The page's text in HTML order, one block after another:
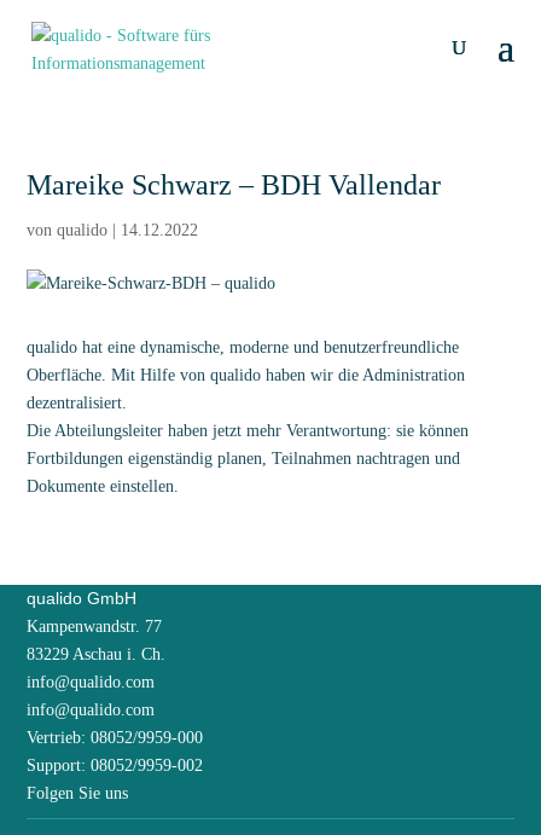
Mareike Schwarz – BDH Vallendar
vonqualido 14.12.2022
qualido hat eine dynamische, moderne und benutzerfreundliche
Oberfläche. Mit Hilfe von qualido haben wir die Administration
dezentralisiert.
Die Abteilungsleiter haben jetzt mehr Verantwortung: sie können
Fortbildungen eigenständig planen, Teilnahmen nachtragen und
Dokumente einstellen.
qualido GmbH
Kampenwandstr. 77
83229 Aschau i. Ch.
info@qualido.com
info@qualido.com
Vertrieb: 08052/9959-000
Support: 08052/9959-002
Folgen Sie uns